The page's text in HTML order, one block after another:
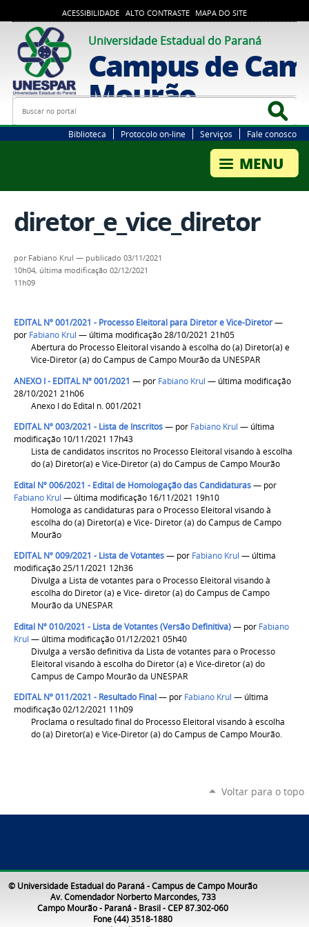
ACESSIBILIDADE ALTO CONTRASTE MAPA DO SITE
Universidade Estadual do Paraná
Campus de
Mourão
Busca
Biblioteca Protocolo on-line Serviços Fale conosco
diretor_e_vice_diretor
por Fabiano Krul — publicado 03/11/2021
10h04, última modificação 02/12/2021
11h09
EDITAL Nº 001/2021 - Processo Eleitoral para Diretor e Vice-Diretor—
por Fabiano Krul — última modificação 28/10/2021 21h05
Abertura do Processo Eleitoral visando à escolha do (a) Diretor(a) e
Vice-Diretor (a) do Campus de Campo Mourão da UNESPAR
ANEXO I - EDITAL Nº 001/2021 — por Fabiano Krul — última modificação
28/10/2021 21h06
Anexo I do Edital n. 001/2021
EDITAL Nº 003/2021 - Lista de Inscritos— por Fabiano Krul — última
modificação 10/11/2021 17h43
Lista de candidatos inscritos no Processo Eleitoral visando à escolha
do (a) Diretor(a) e Vice-Diretor (a) do Campus de Campo Mourão
Edital Nº 006/2021 - Edital de Homologação das Candidaturas— por
Fabiano Krul — última modificação 16/11/2021 19h10
Homologa as candidaturas para o Processo Eleitoral visando à
escolha do (a) Diretor(a) e Vice- Diretor (a) do Campus de Campo
Mourão
EDITAL Nº 009/2021 - Lista de Votantes— por Fabiano Krul — última
modificação 25/11/2021 12h36
Divulga a Lista de votantes para o Processo Eleitoral visando à
escolha do Diretor (a) e Vice- diretor (a) do Campus de Campo
Mourão da UNESPAR
Edital Nº 010/2021 - Lista de Votantes (Versão Definitiva)— por Fabiano
Krul — última modificação 01/12/2021 05h40
Divulga a versão definitiva da Lista de votantes para o Processo
Eleitoral visando à escolha do Diretor (a) e Vice-diretor (a) do
Campus de Campo Mourão da UNESPAR
EDITAL Nº 011/2021 - Resultado Final— por Fabiano Krul — última
modificação 02/12/2021 11h09
Proclama o resultado final do Processo Eleitoral visando à escolha
do (a) Diretor(a) e Vice-Diretor (a) do Campus de Campo Mourão.
Voltar para o topo
© Universidade Estadual do Paraná - Campus de Campo Mourão
Av. Comendador Norberto Marcondes, 733
Campo Mourão - Paraná - Brasil - CEP 87.302-060
Fone (44) 3518-1880